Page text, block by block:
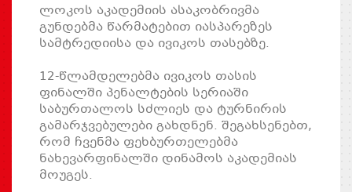
ლოკოს აკადემიის ასაკობრივმა
გუნდებმა წარმატებით იასპარეზეს
სამტრედიისა და ივიკოს თასებზე.
12-წლამდელებმა ივიკოს თასის
ფინალში პენალტების სერიაში
საბურთალოს სძლიეს და ტურნირის
გამარჯვებულები გახდნენ. შეგახსენებთ,
რომ ჩვენმა ფეხბურთელებმა
ნახევარფინალში დინამოს აკადემიას
მოუგეს.